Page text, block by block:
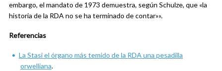
embargo, el mandato de 1973 demuestra, según Schulze, que «la
historia de la RDA no se ha terminado de contar»».
Referencias
La Stasi el órgano más temido de la RDA una pesadilla
orwelliana.